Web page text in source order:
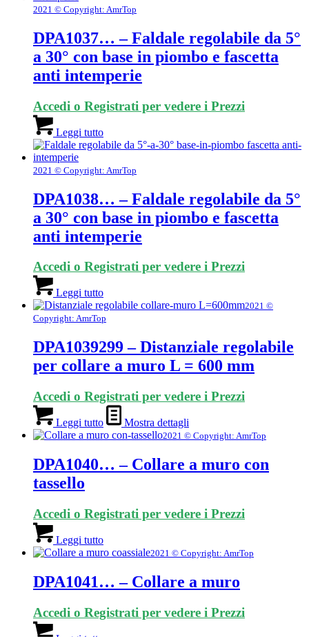
2021 © Copyright: AmrTop
DPA1037… – Faldale regolabile da 5°
a 30° con base in piombo e fascetta
anti intemperie
Accedi o Registrati per vedere i Prezzi
Leggi tutto
2021 © Copyright: AmrTop
DPA1038… – Faldale regolabile da 5°
a 30° con base in piombo e fascetta
anti intemperie
Accedi o Registrati per vedere i Prezzi
Leggi tutto
2021 ©
Copyright: AmrTop
DPA1039299 – Distanziale regolabile
per collare a muro L = 600 mm
Accedi o Registrati per vedere i Prezzi
Leggi tutto Mostra dettagli
2021 © Copyright: AmrTop
DPA1040… – Collare a muro con
tassello
Accedi o Registrati per vedere i Prezzi
Leggi tutto
2021 © Copyright: AmrTop
DPA1041… – Collare a muro
Accedi o Registrati per vedere i Prezzi